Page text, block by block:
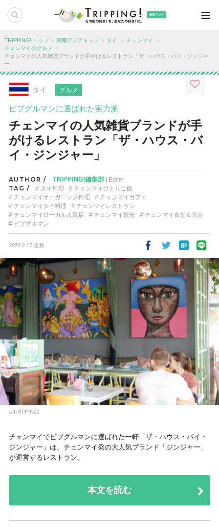
東南アジア
TRIPPING! トップ 東南アジアトップ タイ
チェンマイ
チェンマイのグルメ
チェンマイの人気雑貨ブランドが手がけるレストラン「ザ・ハウス・バイ・ジンジャ
ー」
タイ グルメ
ビブグルマンに選ばれた実力派
チェンマイの人気雑貨ブランドが手
がけるレストラン「ザ・ハウス・バ
イ・ジンジャー」
AUTHOR / TRIPPING!編集部| Editer
TAG / タイ料理
チェンマイひとりご飯
チェンマイオーガニック料理
チェンマイカフェ
チェンマイタイ料理
チェンマイレストラン
チェンマイローカル人気店
チェンマイ観光
チェンマイ食堂＆屋台
ビブグルマン
2020.2.17 更新
©︎TRIPPING!
チェンマイでビブグルマンに選ばれた一軒「ザ・ハウス・バイ・
ジンジャー」は、チェンマイ発の大人気ブランド「ジンジャー」
が運営するレストラン。
本文を読む